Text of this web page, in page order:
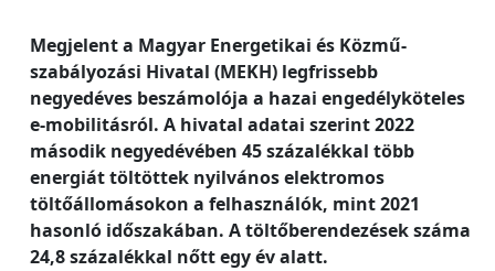
Megjelent a Magyar Energetikai és Közmű-
szabályozási Hivatal (MEKH) legfrissebb
negyedéves beszámolója a hazai engedélyköteles
e-mobilitásról. A hivatal adatai szerint 2022
második negyedévében 45 százalékkal több
energiát töltöttek nyilvános elektromos
töltőállomásokon a felhasználók, mint 2021
hasonló időszakában. A töltőberendezések száma
24,8 százalékkal nőtt egy év alatt.